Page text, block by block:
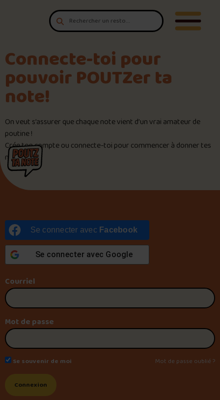
Aller au contenu
Ouvrir/
T'es un vrai
amateur de poutine?
Noter une poutine!
Jeu – Connais-tu ta poutine?
Forfaits
Foire aux questions
Me connecter
Connecte-toi pour
pouvoir POUTZer ta
note!
On veut s’assurer que chaque note vient d’un vrai amateur de
poutine !
Crée ton compte ou connecte-toi pour commencer à donner tes
notes !
Se connecter avec Facebook
Se connecter avec Google
Courriel
Mot de passe
Se souvenir de moi Mot de passe oublié ?